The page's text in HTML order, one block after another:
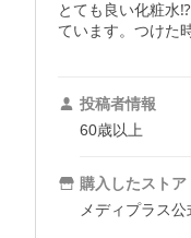
とても良い化粧水
ています。つけた
投稿者情報
60歳以上
購入したストア
メディプラス